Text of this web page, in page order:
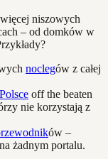
niszowych
– od domków w
noclegów z całej
off the beaten
nie korzystają z
ów –
żadnym portalu.